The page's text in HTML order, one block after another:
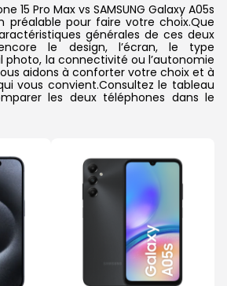
15 Pro Max vs SAMSUNG Galaxy A05s
préalable pour faire votre choix.Que
générales de ces deux
le design, l’écran, le type
photo, la connectivité ou l’autonomie
aidons à conforter votre choix et à
vous convient.Consultez le tableau
les deux téléphones dans le